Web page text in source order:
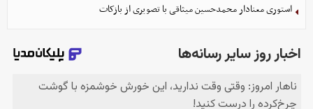
استوری معنادار محمدحسین میثاقی با تصویری از بازکات